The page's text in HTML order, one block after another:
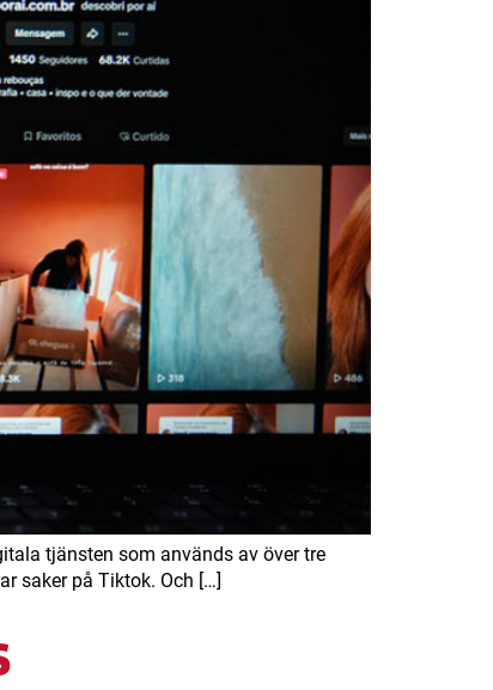
tjänsten som används av över tre
saker på Tiktok. Och […]